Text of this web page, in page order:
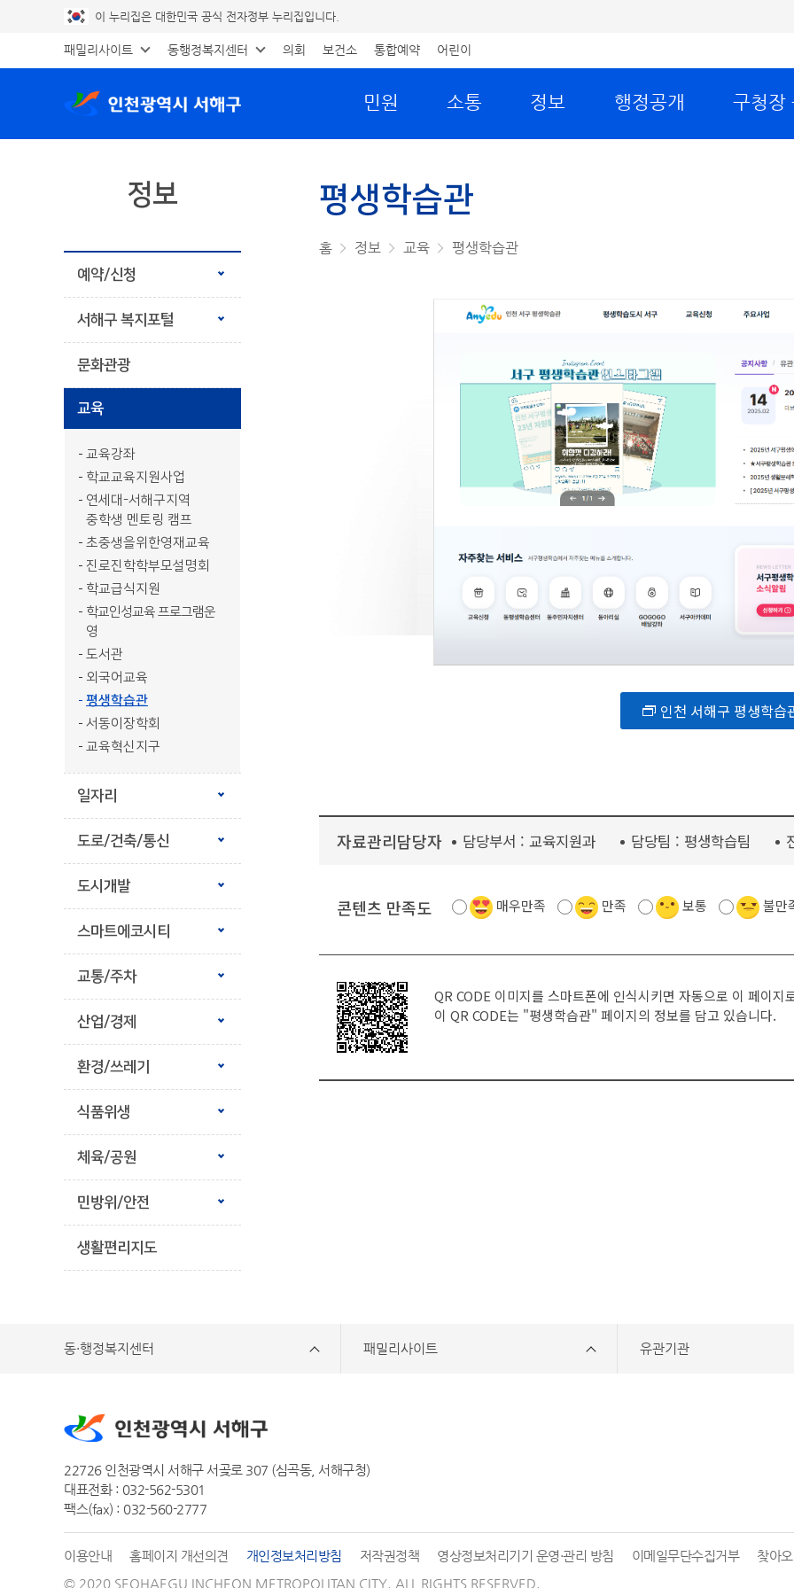
이 누리집은 대한민국 공식 전자정부 누리집입니다.
패밀리사이트 동행정복지센터 의회 보건소 통합예약 어린이
민원 소통 정보 행정공개 구청장
정보
예약/신청
서해구 복지포털
문화관광
교육
교육강좌
학교교육지원사업
연세대-서해구지역
중학생 멘토링 캠프
초중생을위한영재교육
진로진학학부모설명회
학교급식지원
학교인성교육 프로그램운
영
도서관
외국어교육
평생학습관
서동이장학회
교육혁신지구
일자리
도로/건축/통신
도시개발
스마트에코시티
교통/주차
산업/경제
환경/쓰레기
식품위생
체육/공원
민방위/안전
생활편리지도
평생학습관
홈 정보 교육 평생학습관
인천 서해구 평생학습
자료관리담당자 담당부서 : 교육지원과 담당팀 : 평생학습팀
콘텐츠 만족도 매우만족 만족 보통 불만
QR CODE 이미지를 스마트폰에 인식시키면 자동으로 이 페이지
이 QR CODE는 "평생학습관" 페이지의 정보를 담고 있습니다.
동·행정복지센터 패밀리사이트 유관기관
22726 인천광역시 서해구 서곶로 307 (심곡동, 서해구청)
대표전화 : 032-562-5301
팩스(fax) : 032-560-2777
이용안내 홈페이지 개선의견 개인정보처리방침 저작권정책 영상정보처리기기 운영·관리 방침 이메일무단수집거부
찾아
© 2020 SEOHAEGU INCHEON METROPOLITAN CITY. ALL RIGHTS RESERVED.